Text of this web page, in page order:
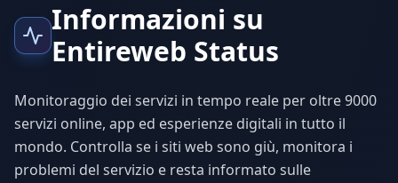
Informazioni su
Entireweb Status
Monitoraggio dei servizi in tempo reale per oltre 9000
servizi online, app ed esperienze digitali in tutto il
mondo. Controlla se i siti web sono giù, monitora i
problemi del servizio e resta informato sulle